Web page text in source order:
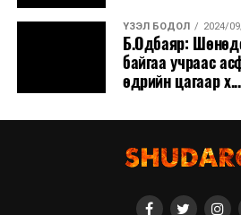
ҮЗЭЛ БОДОЛ 2024/
Б.Одбаяр:
байгаа учраас
өдрийн цагаар х...